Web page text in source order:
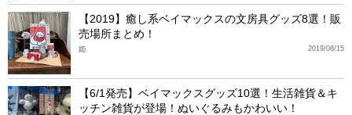
【2019】癒し系ベイマックスの文房具グッズ8選！販
売場所まとめ！
2019/08/15
姫
【6/1発売】ベイマックスグッズ10選！生活雑貨＆キ
ッチン雑貨が登場！ぬいぐるみもかわいい！